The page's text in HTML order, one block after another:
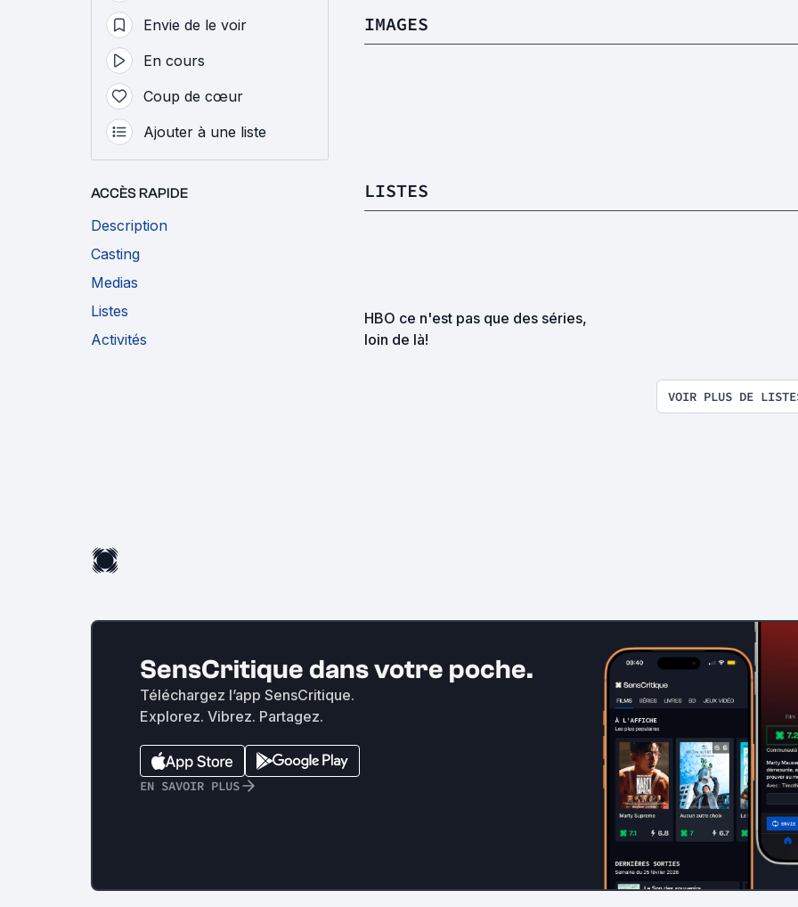
Envie de le voir
En cours
Coup de cœur
Ajouter à une liste
ACCÈS RAPIDE
Description
Casting
Medias
Listes
Activités
IMAGES
LISTES
HBO ce n'est pas que des séries,
loin de là!
VOIR PLUS DE
SensCritique dans votre poche.
Téléchargez l’app SensCritique.
Explorez. Vibrez. Partagez.
EN SAVOIR PLUS